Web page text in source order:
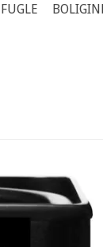
FUGLE